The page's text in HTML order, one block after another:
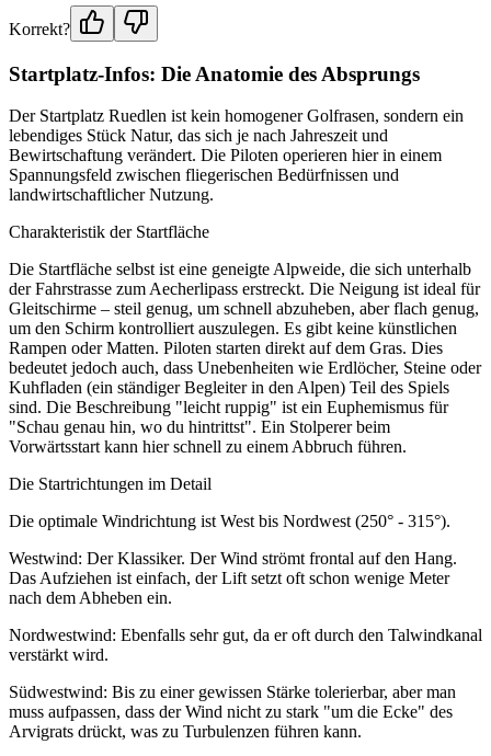
Korrekt?
Startplatz-Infos: Die Anatomie des Absprungs
Der Startplatz Ruedlen ist kein homogener Golfrasen, sondern ein
lebendiges Stück Natur, das sich je nach Jahreszeit und
Bewirtschaftung verändert. Die Piloten operieren hier in einem
Spannungsfeld zwischen fliegerischen Bedürfnissen und
landwirtschaftlicher Nutzung.
Charakteristik der Startfläche
Die Startfläche selbst ist eine geneigte Alpweide, die sich unterhalb
der Fahrstrasse zum Aecherlipass erstreckt. Die Neigung ist ideal für
Gleitschirme – steil genug, um schnell abzuheben, aber flach genug,
um den Schirm kontrolliert auszulegen. Es gibt keine künstlichen
Rampen oder Matten. Piloten starten direkt auf dem Gras. Dies
bedeutet jedoch auch, dass Unebenheiten wie Erdlöcher, Steine oder
Kuhfladen (ein ständiger Begleiter in den Alpen) Teil des Spiels
sind. Die Beschreibung "leicht ruppig" ist ein Euphemismus für
"Schau genau hin, wo du hintrittst". Ein Stolperer beim
Vorwärtsstart kann hier schnell zu einem Abbruch führen.
Die Startrichtungen im Detail
Die optimale Windrichtung ist West bis Nordwest (250° - 315°).
Westwind: Der Klassiker. Der Wind strömt frontal auf den Hang.
Das Aufziehen ist einfach, der Lift setzt oft schon wenige Meter
nach dem Abheben ein.
Nordwestwind: Ebenfalls sehr gut, da er oft durch den Talwindkanal
verstärkt wird.
Südwestwind: Bis zu einer gewissen Stärke tolerierbar, aber man
muss aufpassen, dass der Wind nicht zu stark "um die Ecke" des
Arvigrats drückt, was zu Turbulenzen führen kann.